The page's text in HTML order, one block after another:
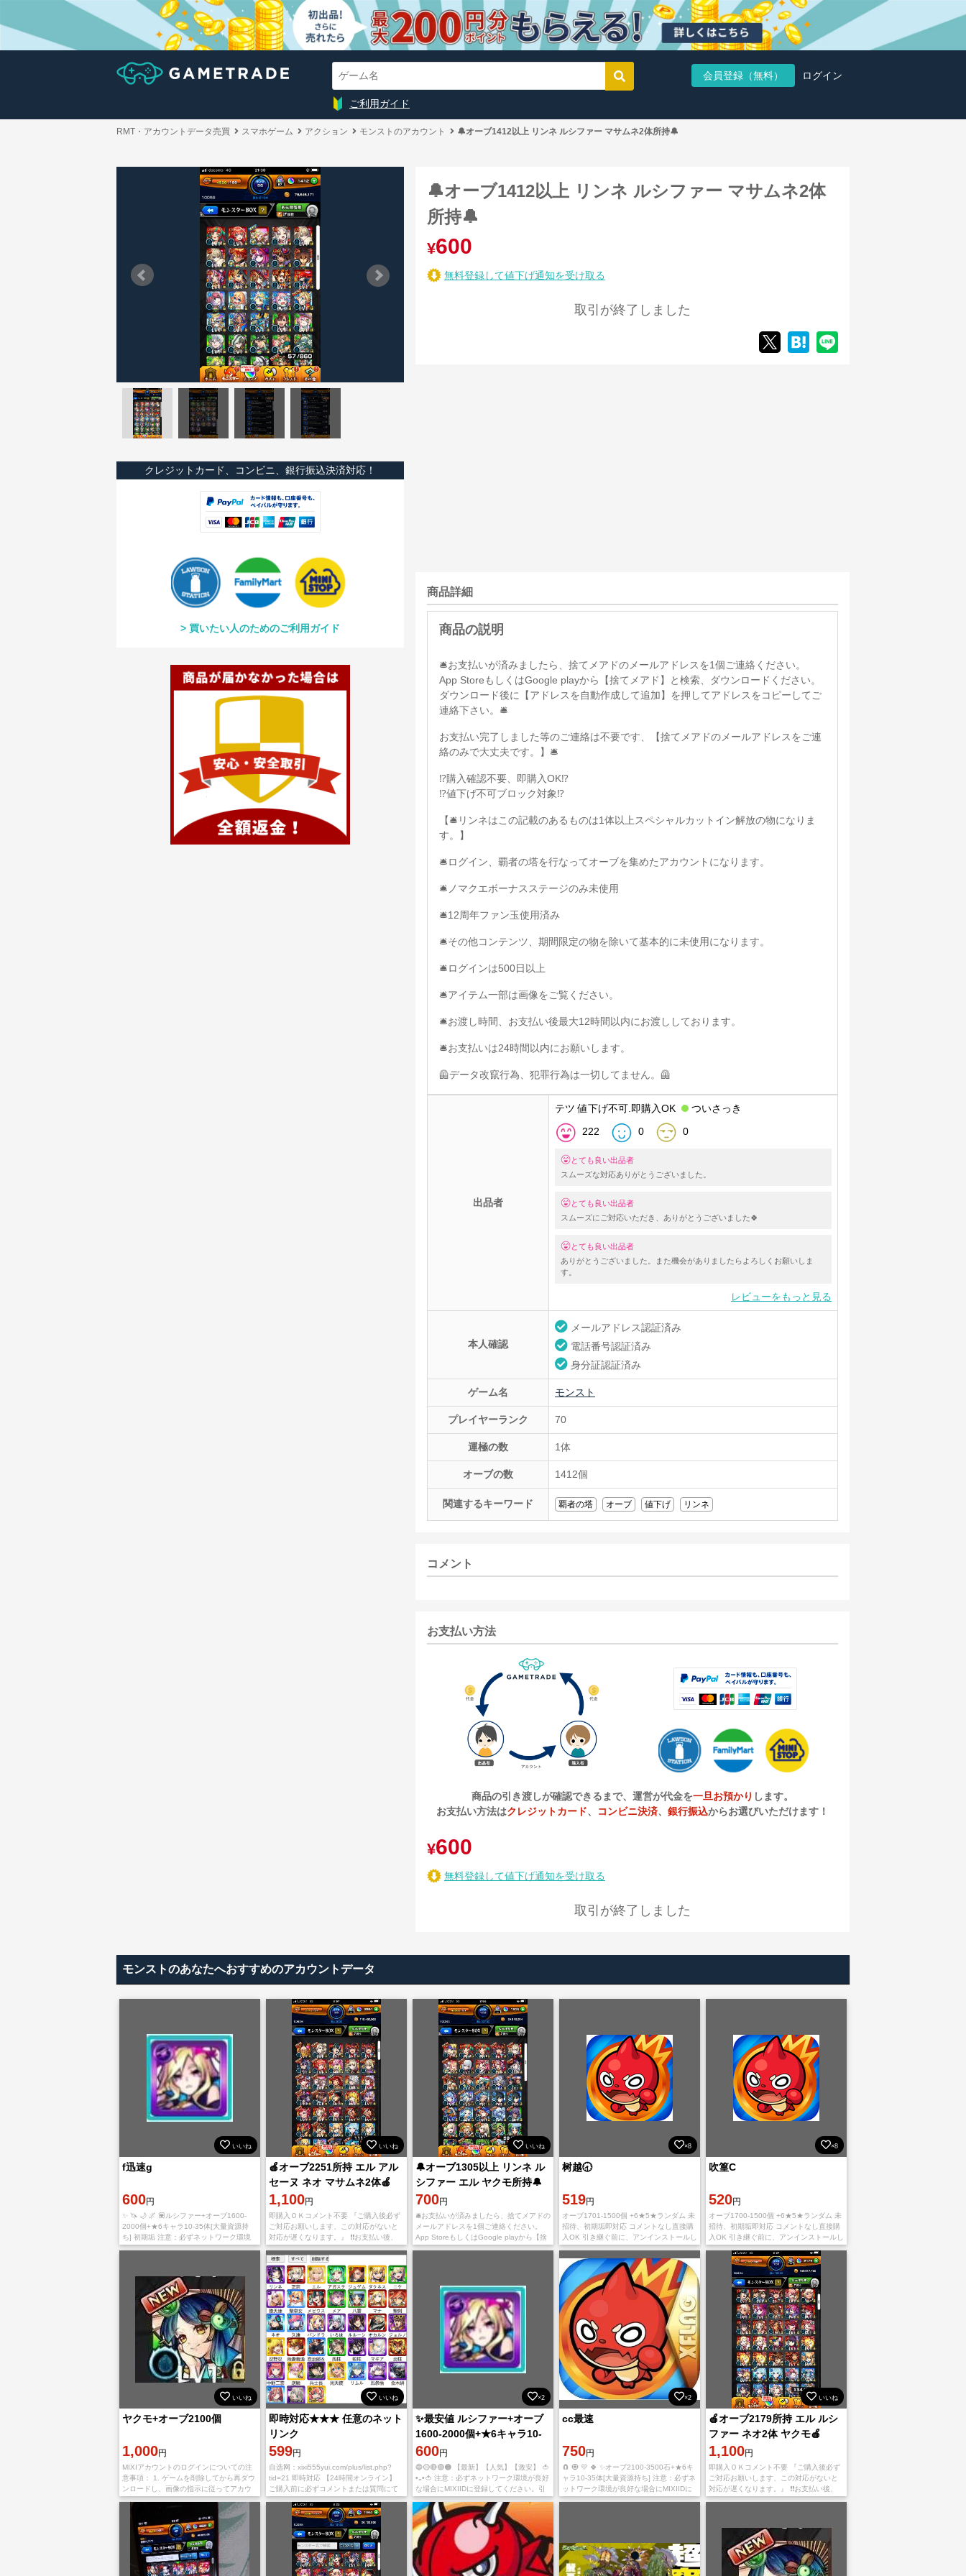
会員登録（無料） ログイン
ご利用ガイド
RMT・アカウントデータ売買 スマホゲーム アクション モンストのアカウント 🔔オーブ1412以上 リンネ ルシファー マサムネ2体所持🔔
クレジットカード、コンビニ、銀行振込決済対応！
買いたい人のためのご利用ガイド
🔔オーブ1412以上 リンネ ルシファー マサムネ2体
所持🔔
¥600
無料登録して値下げ通知を受け取る
取引が終了しました
商品詳細
🛎お支払いが済みましたら、捨てメアドのメールアドレスを1個ご連絡ください。
App StoreもしくはGoogle playから【捨てメアド】と検索、ダウンロードください。
ダウンロード後に【アドレスを自動作成して追加】を押してアドレスをコピーしてご
連絡下さい。🛎
お支払い完了しました等のご連絡は不要です、【捨てメアドのメールアドレスをご連
絡のみで大丈夫です。】🛎
⁉️購入確認不要、即購入OK⁉️
⁉️値下げ不可ブロック対象⁉️
【🛎リンネはこの記載のあるものは1体以上スペシャルカットイン解放の物になりま
す。】
🛎ログイン、覇者の塔を行なってオーブを集めたアカウントになります。
🛎ノマクエボーナスステージのみ未使用
🛎12周年ファン玉使用済み
🛎その他コンテンツ、期間限定の物を除いて基本的に未使用になります。
🛎ログインは500日以上
🛎アイテム一部は画像をご覧ください。
🛎お渡し時間、お支払い後最大12時間以内にお渡ししております。
🛎お支払いは24時間以内にお願いします。
🦺データ改竄行為、犯罪行為は一切してません。🦺
出品者
テツ 値下げ不可.即購入OK ついさっき
222 0 0
とても良い出品者
スムーズな対応ありがとうございました。
とても良い出品者
スムーズにご対応いただき、ありがとうございました🍀
とても良い出品者
ありがとうございました。また機会がありましたらよろしくお願いしま
す。
レビューをもっと見る
本人確認
メールアドレス認証済み
電話番号認証済み
身分証認証済み
ゲーム名 モンスト
プレイヤーランク 70
運極の数 1体
オーブの数 1412個
関連するキーワード 覇者の塔 オーブ 値下げ リンネ
コメント
お支払い方法
商品の引き渡しが確認できるまで、運営が代金を一旦お預かり します。
お支払い方法はクレジットカード、 コンビニ決済、 銀行振込からお選びいただけます！
¥600
無料登録して値下げ通知を受け取る
取引が終了しました
モンストのあなたへおすすめのアカウントデータ
いいね
f迅速g
600円
✨ 🦄 🌙 🌌 💟ルシファー+オーブ1600-
2000個+★6キャラ10-35体[大量資源持
ち] 初期垢 注意：必ずネットワーク環境
が良好な場合にMIXIIDに登録してくださ
いいね
🍎オーブ2251所持 エル アル
セーヌ ネオ マサムネ2体🍎
1,100円
即購入ＯＫコメント不要 『ご購入後必ず
ご対応お願いします、この対応がないと
対応が遅くなります。』 ❗️❗️お支払い後、
アプリをappStoreもしくはGoogleplayか
ら【捨
いいね
🔔オーブ1305以上 リンネ ル
シファー エル ヤクモ所持🔔
700円
🛎お支払いが済みましたら、捨てメアドの
メールアドレスを1個ご連絡ください。
App StoreもしくはGoogle playから【捨
てメアド】と検索、ダウンロードくださ
×8
树越🕣
519円
オーブ1701-1500個 +6★5★ランダム 未
招待、初期垢即対応 コメントなし直接購
入OK 引き継ぐ前に、アンインストールし
て新たにインストールする必要がありま
す。 IOS版とAndroid版
×8
吹篁C
520円
オーブ1700-1500個 +6★5★ランダム 未
招待、初期垢即対応 コメントなし直接購
入OK 引き継ぐ前に、アンインストールし
て新たにインストールする必要がありま
す。 IOS版とAndroid版
いいね
ヤクモ+オーブ2100個
1,000円
MIXIアカウントのログインについての注
意事項： 1. ゲームを削除してから再ダウ
ンロードし、画像の指示に従ってアカウ
ントにログインしてください。 2. 必ずネ
ットワーク環境が良好な状態でアカウン
いいね
即時対応★★★ 任意のネット
リンク
599円
自选网：xixi555yui.com/plus/list.php?
tid=21 即時対応 【24時間オンライン】
ご購入前に必ずコメントまたは質問にて
在庫確認をお願いいたします。 在庫確認
が完了しまし
×2
✨最安値 ルシファー+オーブ
1600-2000個+★6キャラ10-
35体[大量資源持ち] 初期垢
600円
🔵🟡🔴🟢🟠 【最新】【人気】【激安】 🍅
•᎔•🍅 注意：必ずネットワーク環境が良好
な場合にMIXIIDに登録してください。引
き継ぎ途中でアカウントが引っ掛かるや
落とすと、自分で公式サイトでア ピール
し
×2
cc最速
750円
🧲 🧿 💛 🍀 ✨オーブ2100-3500石+★6キ
ャラ10-35体[大量資源持ち] 注意：必ずネ
ットワーク環境が良好な場合にMIXIIDに
登録してください。引き継ぎ途中でアカ
いいね
🍎オーブ2179所持 エル ルシ
ファー ネオ2体 ヤクモ🍎
1,100円
即購入ＯＫコメント不要 『ご購入後必ず
ご対応お願いします、この対応がないと
対応が遅くなります。』 ❗️❗️お支払い後、
アプリをappStoreもしくはGoogleplayか